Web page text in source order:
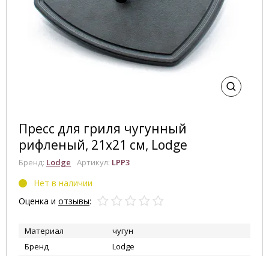
Пресс для гриля чугунный
рифленый, 21х21 см, Lodge
Бренд: Lodge Артикул: LPP3
Нет в наличии
Оценка и отзывы:
Материал
чугун
Бренд
Lodge